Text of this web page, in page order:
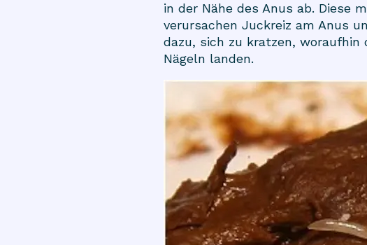
in der Nähe des Anus ab. Diese
verursachen Juckreiz am Anus
dazu, sich zu kratzen, woraufhin
Nägeln landen.